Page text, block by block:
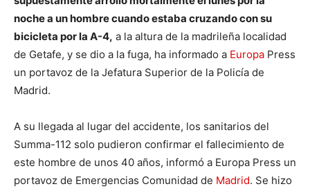
noche a un hombre cuando estaba cruzando con su
bicicleta por la A-4, a la altura de la madrileña localidad
de Getafe, y se dio a la fuga, ha informado a Europa Press
un portavoz de la Jefatura Superior de la Policía de
Madrid.
A su llegada al lugar del accidente, los sanitarios del
Summa-112 solo pudieron confirmar el fallecimiento de
este hombre de unos 40 años, informó a Europa Press un
portavoz de Emergencias Comunidad de Madrid. Se hizo